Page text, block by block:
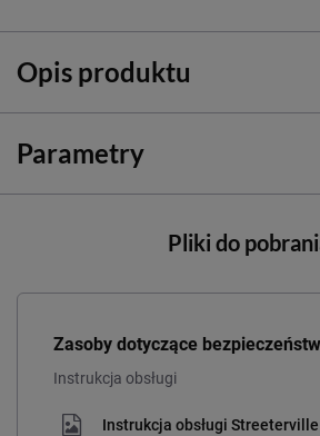
Opis produktu
Parametry
Pliki do
Zasoby dotyczące
Instrukcja obsługi
Instrukcja obsługi